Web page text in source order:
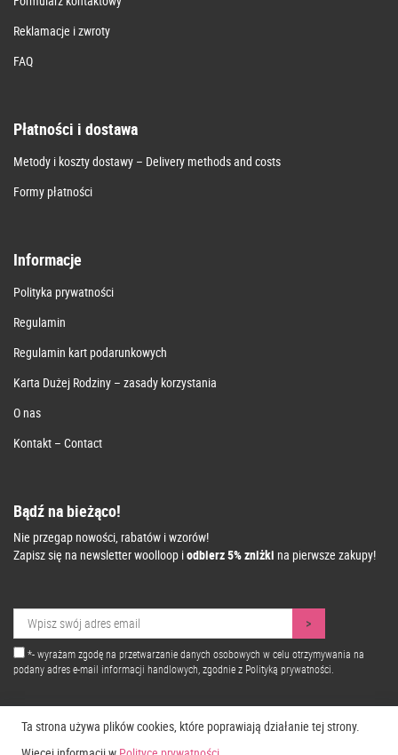
Reklamacje i zwroty
FAQ
Płatności i dostawa
Metody i koszty dostawy – Delivery methods and costs
Formy płatności
Informacje
Polityka prywatności
Regulamin
Regulamin kart podarunkowych
Karta Dużej Rodziny – zasady korzystania
O nas
Kontakt – Contact
Bądź na bieżąco!
Nie przegap nowości, rabatów i wzorów!
Zapisz się na newsletter woolloop iodbierz 5% zniżki na pierwsze zakupy!
*- wyrażam zgodę na przetwarzanie danych osobowych w celu otrzymywania na
podany adres e-mail informacji handlowych, zgodnie z Polityką prywatności.
Ta strona używa plików cookies, które poprawiają działanie tej strony.